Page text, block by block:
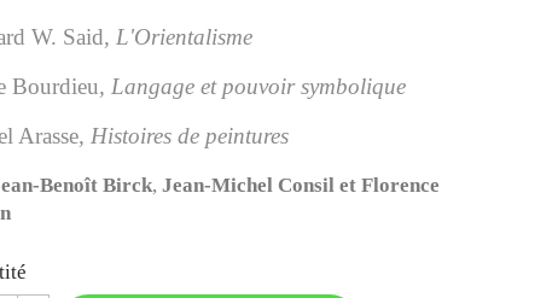
W. Said, L'Orientalisme
Bourdieu, Langage et pouvoir symbolique
Arasse, Histoires de peintures
Benoît Birck, Jean-Michel Consilet Florence